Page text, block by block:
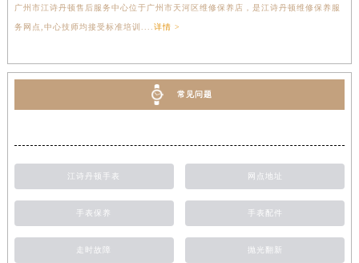
广州市江诗丹顿售后服务中心位于广州市天河区维修保养店，是江诗丹顿维修保养服
务网点,中心技师均接受标准培训....详情 >
常见问题
江诗丹顿手表 网点地址
手表保养 手表配件
走时故障 抛光翻新